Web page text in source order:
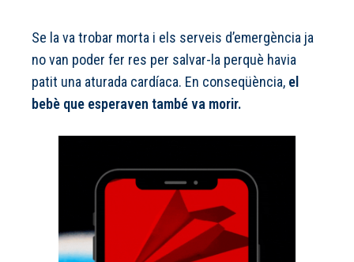
Se la va trobar morta i els serveis d’emergència ja
no van poder fer res per salvar-la perquè havia
patit una aturada cardíaca. En conseqüència, el
bebè que esperaven també va morir.